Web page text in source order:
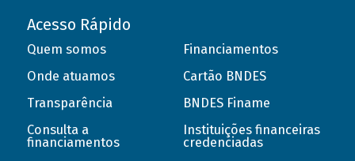
Acesso Rápido
Quem somos
Onde atuamos
Transparência
Consulta a
financiamentos
Financiamentos
Cartão BNDES
BNDES Finame
Instituições financeiras
credenciadas